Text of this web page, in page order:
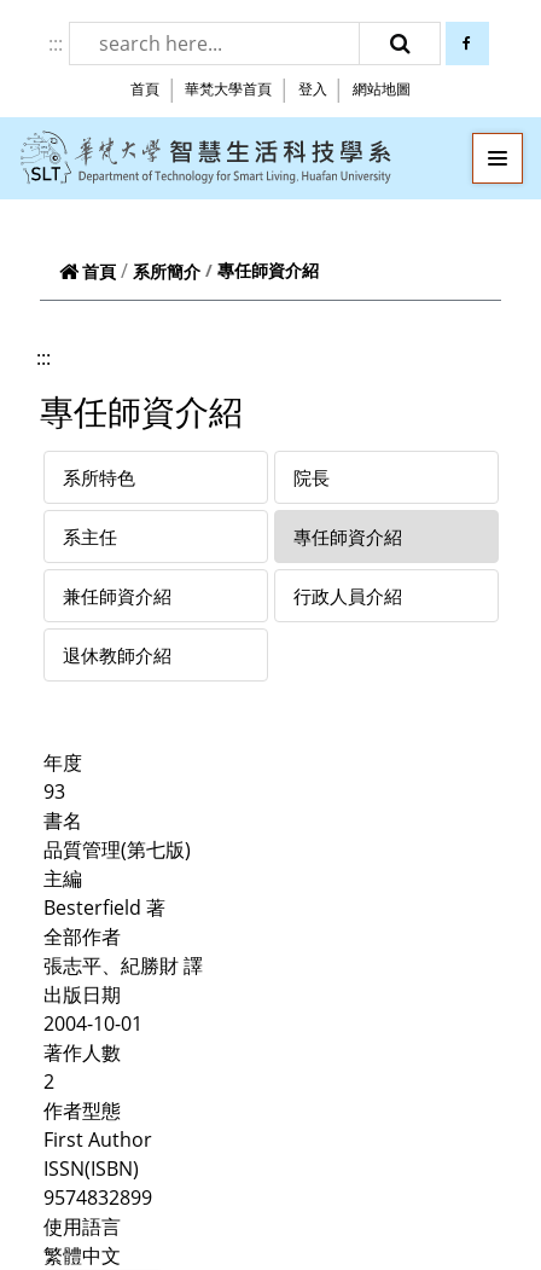
:::
搜尋
首頁 華梵大學首頁 登入 網站地圖
華梵大學智慧
—
—
—
首頁 系所簡介 專任師資介紹
:::
專任師資介紹
系所特色 院長
系主任 專任師資介紹
兼任師資介紹 行政人員介紹
退休教師介紹
年度
93
書名
品質管理(第七版)
主編
Besterfield 著
全部作者
張志平、紀勝財 譯
出版日期
2004-10-01
著作人數
2
作者型態
First Author
ISSN(ISBN)
9574832899
使用語言
繁體中文